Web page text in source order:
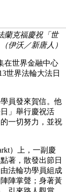
蘭克福慶祝「世
伊沃／新唐人）
在世界金融中心
世界法輪大法日
員發來賀信。他
」舉行慶祝活
一切努力，並祝
）上，一副慶
著，散發出節日
法輪功學員組成
陣掌聲；身著黃